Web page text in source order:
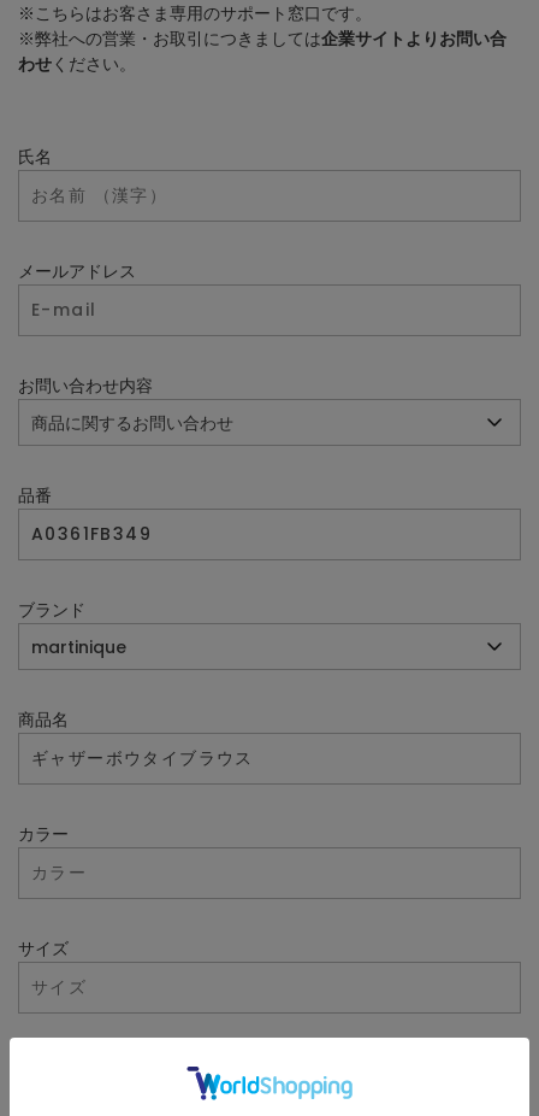
※こちらはお客さま専用のサポート窓口です。
※弊社への営業・お取引につきましては企業サイトよりお問い合
わせください。
氏名
メールアドレス
お問い合わせ内容
品番
ブランド
商品名
カラー
サイズ